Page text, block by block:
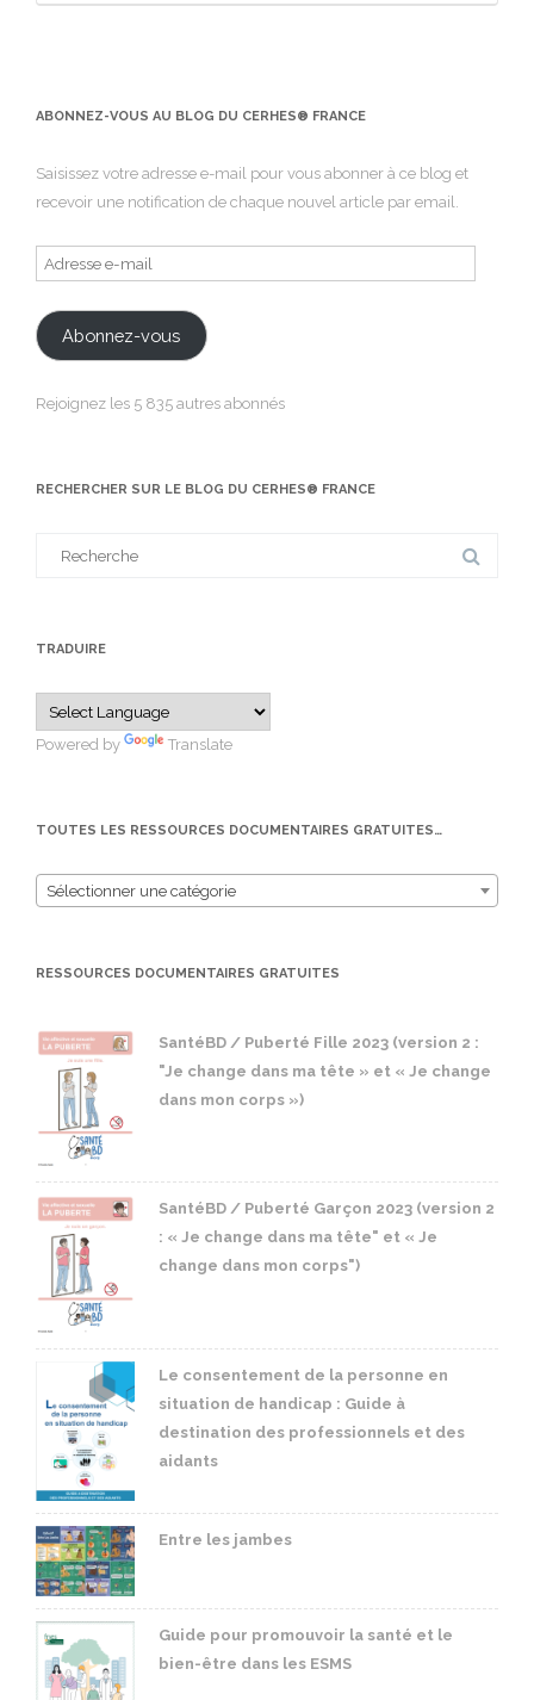
ABONNEZ-VOUS AU BLOG DU CERHES® FRANCE
Saisissez votre adresse e-mail pour vous abonner à ce blog et
recevoir une notification de chaque nouvel article par email.
Adresse
e-
mail
Abonnez-vous
Rejoignez les 5 835 autres abonnés
RECHERCHER SUR LE BLOG DU CERHES® FRANCE
TRADUIRE
Powered by Translate
TOUTES LES RESSOURCES DOCUMENTAIRES GRATUITES…
Sélectionner une catégorie
RESSOURCES DOCUMENTAIRES GRATUITES
SantéBD / Puberté Fille 2023 (version 2 :
"Je change dans ma tête » et « Je change
dans mon corps »)
SantéBD / Puberté Garçon 2023 (version 2
: « Je change dans ma tête" et « Je
change dans mon corps")
Le consentement de la personne en
situation de handicap : Guide à
destination des professionnels et des
aidants
Entre les jambes
Guide pour promouvoir la santé et le
bien-être dans les ESMS